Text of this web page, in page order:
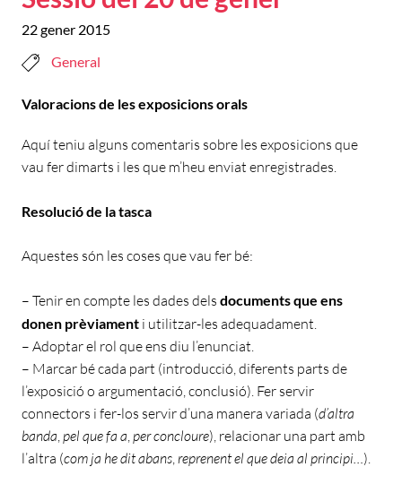
22 gener 2015
General
Valoracions de les exposicions orals
Aquí teniu alguns comentaris sobre les exposicions que
vau fer dimarts i les que m’heu enviat enregistrades.
Resolució de la tasca
Aquestes són les coses que vau fer bé:
– Tenir en compte les dades dels documents que ens
donen prèviament i utilitzar-les adequadament.
– Adoptar el rol que ens diu l’enunciat.
– Marcar bé cada part (introducció, diferents parts de
l’exposició o argumentació, conclusió). Fer servir
connectors i fer-los servir d’una manera variada (d’altra
banda,pel que fa a,per concloure), relacionar una part amb
l’altra (com ja he dit abans,reprenent el que deia al principi…).